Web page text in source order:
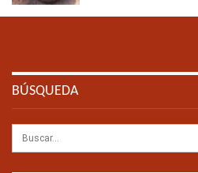
BÚSQUEDA